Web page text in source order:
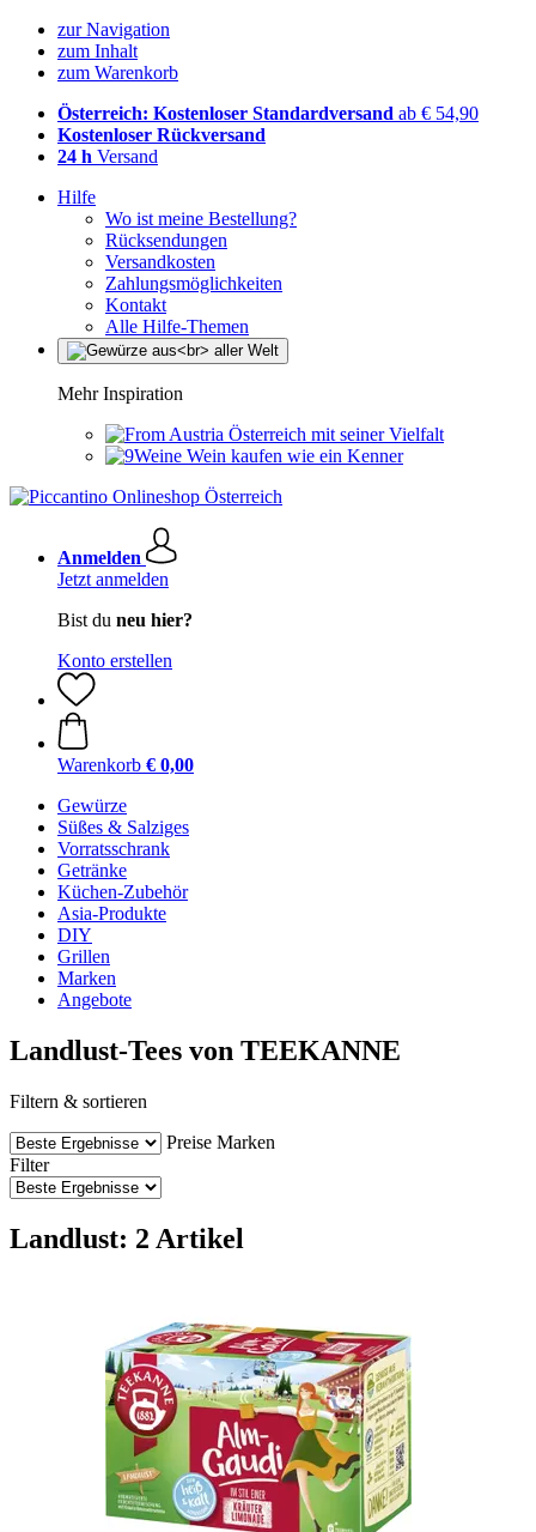
zur Navigation
zum Inhalt
zum Warenkorb
Österreich: Kostenloser Standardversand ab € 54,90
Kostenloser Rückversand
24 h Versand
Hilfe
Wo ist meine Bestellung?
Rücksendungen
Versandkosten
Zahlungsmöglichkeiten
Kontakt
Alle Hilfe-Themen
Mehr Inspiration
Österreich mit seiner Vielfalt
Wein kaufen wie ein Kenner
Anmelden
Jetzt anmelden
Bist du neu hier?
Konto erstellen
Warenkorb € 0,00
Gewürze
Süßes & Salziges
Vorratsschrank
Getränke
Küchen-Zubehör
Asia-Produkte
DIY
Grillen
Marken
Angebote
Landlust-Tees von TEEKANNE
Filtern & sortieren
Preise Marken
Filter
Landlust: 2 Artikel